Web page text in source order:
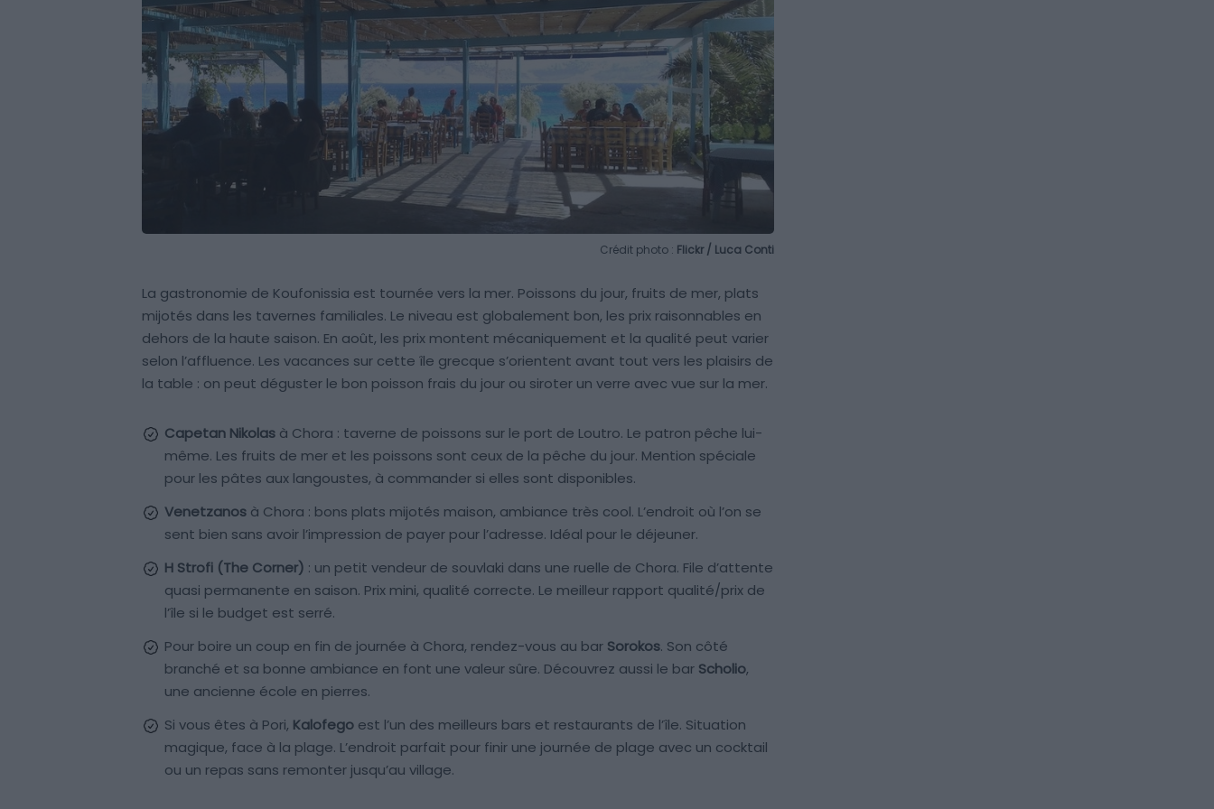
Crédit photo : Flickr / Luca Conti
La gastronomie de Koufonissia est tournée vers la mer. Poissons du jour, fruits de mer, plats
mijotés dans les tavernes familiales. Le niveau est globalement bon, les prix raisonnables en
dehors de la haute saison. En août, les prix montent mécaniquement et la qualité peut varier
selon l’affluence. Les vacances sur cette île grecque s’orientent avant tout vers les plaisirs de
la table : on peut déguster le bon poisson frais du jour ou siroter un verre avec vue sur la mer.
Capetan Nikolas à Chora : taverne de poissons sur le port de Loutro. Le patron pêche lui-
même. Les fruits de mer et les poissons sont ceux de la pêche du jour. Mention spéciale
pour les pâtes aux langoustes, à commander si elles sont disponibles.
Venetzanos à Chora : bons plats mijotés maison, ambiance très cool. L’endroit où l’on se
sent bien sans avoir l’impression de payer pour l’adresse. Idéal pour le déjeuner.
H Strofi (The Corner) : un petit vendeur de souvlaki dans une ruelle de Chora. File d’attente
quasi permanente en saison. Prix mini, qualité correcte. Le meilleur rapport qualité/prix de
l’île si le budget est serré.
Pour boire un coup en fin de journée à Chora, rendez-vous au bar Sorokos. Son côté
branché et sa bonne ambiance en font une valeur sûre. Découvrez aussi le bar Scholio,
une ancienne école en pierres.
Si vous êtes à Pori, Kalofego est l’un des meilleurs bars et restaurants de l’île. Situation
magique, face à la plage. L’endroit parfait pour finir une journée de plage avec un cocktail
ou un repas sans remonter jusqu’au village.